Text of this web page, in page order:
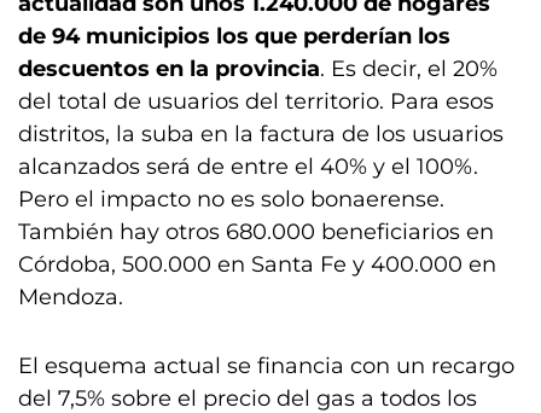
de 94 municipios los que perderían los
descuentos en la provincia. Es decir, el 20%
del total de usuarios del territorio. Para esos
distritos, la suba en la factura de los usuarios
alcanzados será de entre el 40% y el 100%.
Pero el impacto no es solo bonaerense.
También hay otros 680.000 beneficiarios en
Córdoba, 500.000 en Santa Fe y 400.000 en
Mendoza.
El esquema actual se financia con un recargo
del 7,5% sobre el precio del gas a todos los